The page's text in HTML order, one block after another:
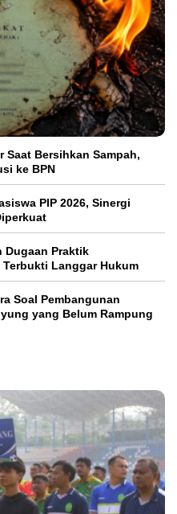
Saat Bersihkan Sampah,
ke BPN
PIP 2026, Sinergi
Dugaan Praktik
Langgar Hukum
Soal Pembangunan
yang Belum Rampung